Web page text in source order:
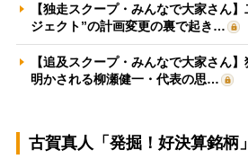
【独走スクープ・みんなで大家さん
ジェクト”の計画変更の裏で起き…
【追及スクープ・みんなで大家さん
明かされる柳瀬健一・代表の思…
古賀真人「発掘！好決算銘柄」